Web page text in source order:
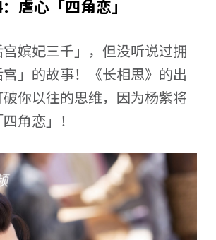
虐心「四角恋」
嫔妃三千」，但没听说过拥
」的故事！《长相思》的出
你以往的思维，因为杨紫将
角恋」！